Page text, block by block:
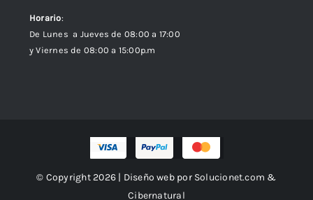
Horario:
De Lunes a Jueves de 08:00 a 17:00
y Viernes de 08:00 a 15:00p.m
© Copyright 2026 | Diseño web por Solucionet.com &
Cibernatural